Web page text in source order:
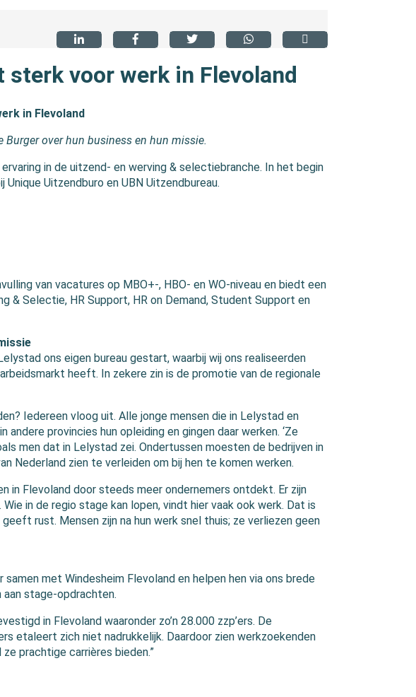
sterk voor werk in Flevoland
in Flevoland
Burger over hun business en hun missie.
in de uitzend- en werving & selectiebranche. In het begin
Unique Uitzendburo en UBN Uitzendbureau.
van vacatures op MBO+-, HBO- en WO-niveau en biedt een
& Selectie, HR Support, HR on Demand, Student Support en
ons eigen bureau gestart, waarbij wij ons realiseerden
heeft. In zekere zin is de promotie van de regionale
Iedereen vloog uit. Alle jonge mensen die in Lelystad en
andere provincies hun opleiding en gingen daar werken. ‘Ze
men dat in Lelystad zei. Ondertussen moesten de bedrijven in
Nederland zien te verleiden om bij hen te komen werken.
in Flevoland door steeds meer ondernemers ontdekt. Er zijn
in de regio stage kan lopen, vindt hier vaak ook werk. Dat is
rust. Mensen zijn na hun werk snel thuis; ze verliezen geen
samen met Windesheim Flevoland en helpen hen via ons brede
stage-opdrachten.
in Flevoland waaronder zo’n 28.000 zzp’ers. De
etaleert zich niet nadrukkelijk. Daardoor zien werkzoekenden
prachtige carrières bieden.”